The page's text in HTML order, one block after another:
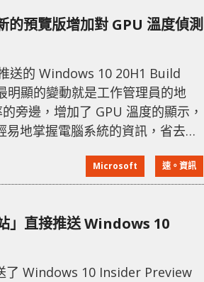
預覽版增加對 GPU 溫度偵測
送的 Windows 10 20H1 Build
明顯的變動就是工作管理員的地
旁邊，增加了 GPU 溫度的顯示，
易地掌握電腦系統的資訊，省去安
獨立顯示卡，CPU 內建或板載的
。而且獨顯的 Driver Module 版
Microsoft 速。資訊
直接推送 Windows 10
Windows 10 Insider Preview